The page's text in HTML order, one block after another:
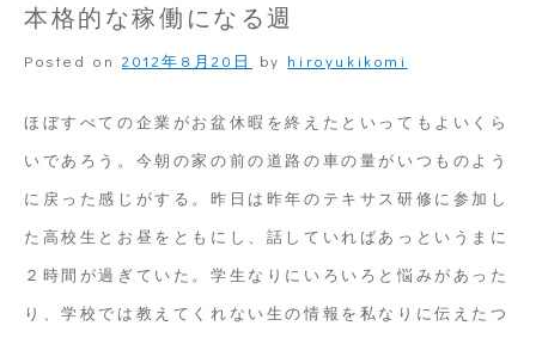
本格的な稼働になる週
Posted on 2012年8月20日 by hiroyukikomi
ほぼすべての企業がお盆休暇を終えたといってもよいくら
いであろう。今朝の家の前の道路の車の量がいつものよう
に戻った感じがする。昨日は昨年のテキサス研修に参加し
た高校生とお昼をともにし、話していればあっというまに
２時間が過ぎていた。学生なりにいろいろと悩みがあった
り、学校では教えてくれない生の情報を私なりに伝えたつ